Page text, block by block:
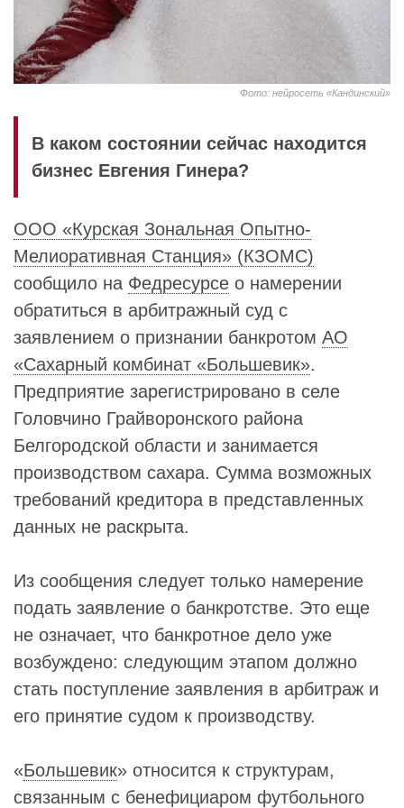
Фото: нейросеть «Кандинский»
В каком состоянии сейчас находится
бизнес Евгения Гинера?
ООО «Курская Зональная Опытно-
Мелиоративная Станция» (КЗОМС)
сообщило на Федресурсе о намерении
обратиться в арбитражный суд с
заявлением о признании банкротом АО
«Сахарный комбинат «Большевик».
Предприятие зарегистрировано в селе
Головчино Грайворонского района
Белгородской области и занимается
производством сахара. Сумма возможных
требований кредитора в представленных
данных не раскрыта.
Из сообщения следует только намерение
подать заявление о банкротстве. Это еще
не означает, что банкротное дело уже
возбуждено: следующим этапом должно
стать поступление заявления в арбитраж и
его принятие судом к производству.
«Большевик» относится к структурам,
связанным с бенефициаром футбольного